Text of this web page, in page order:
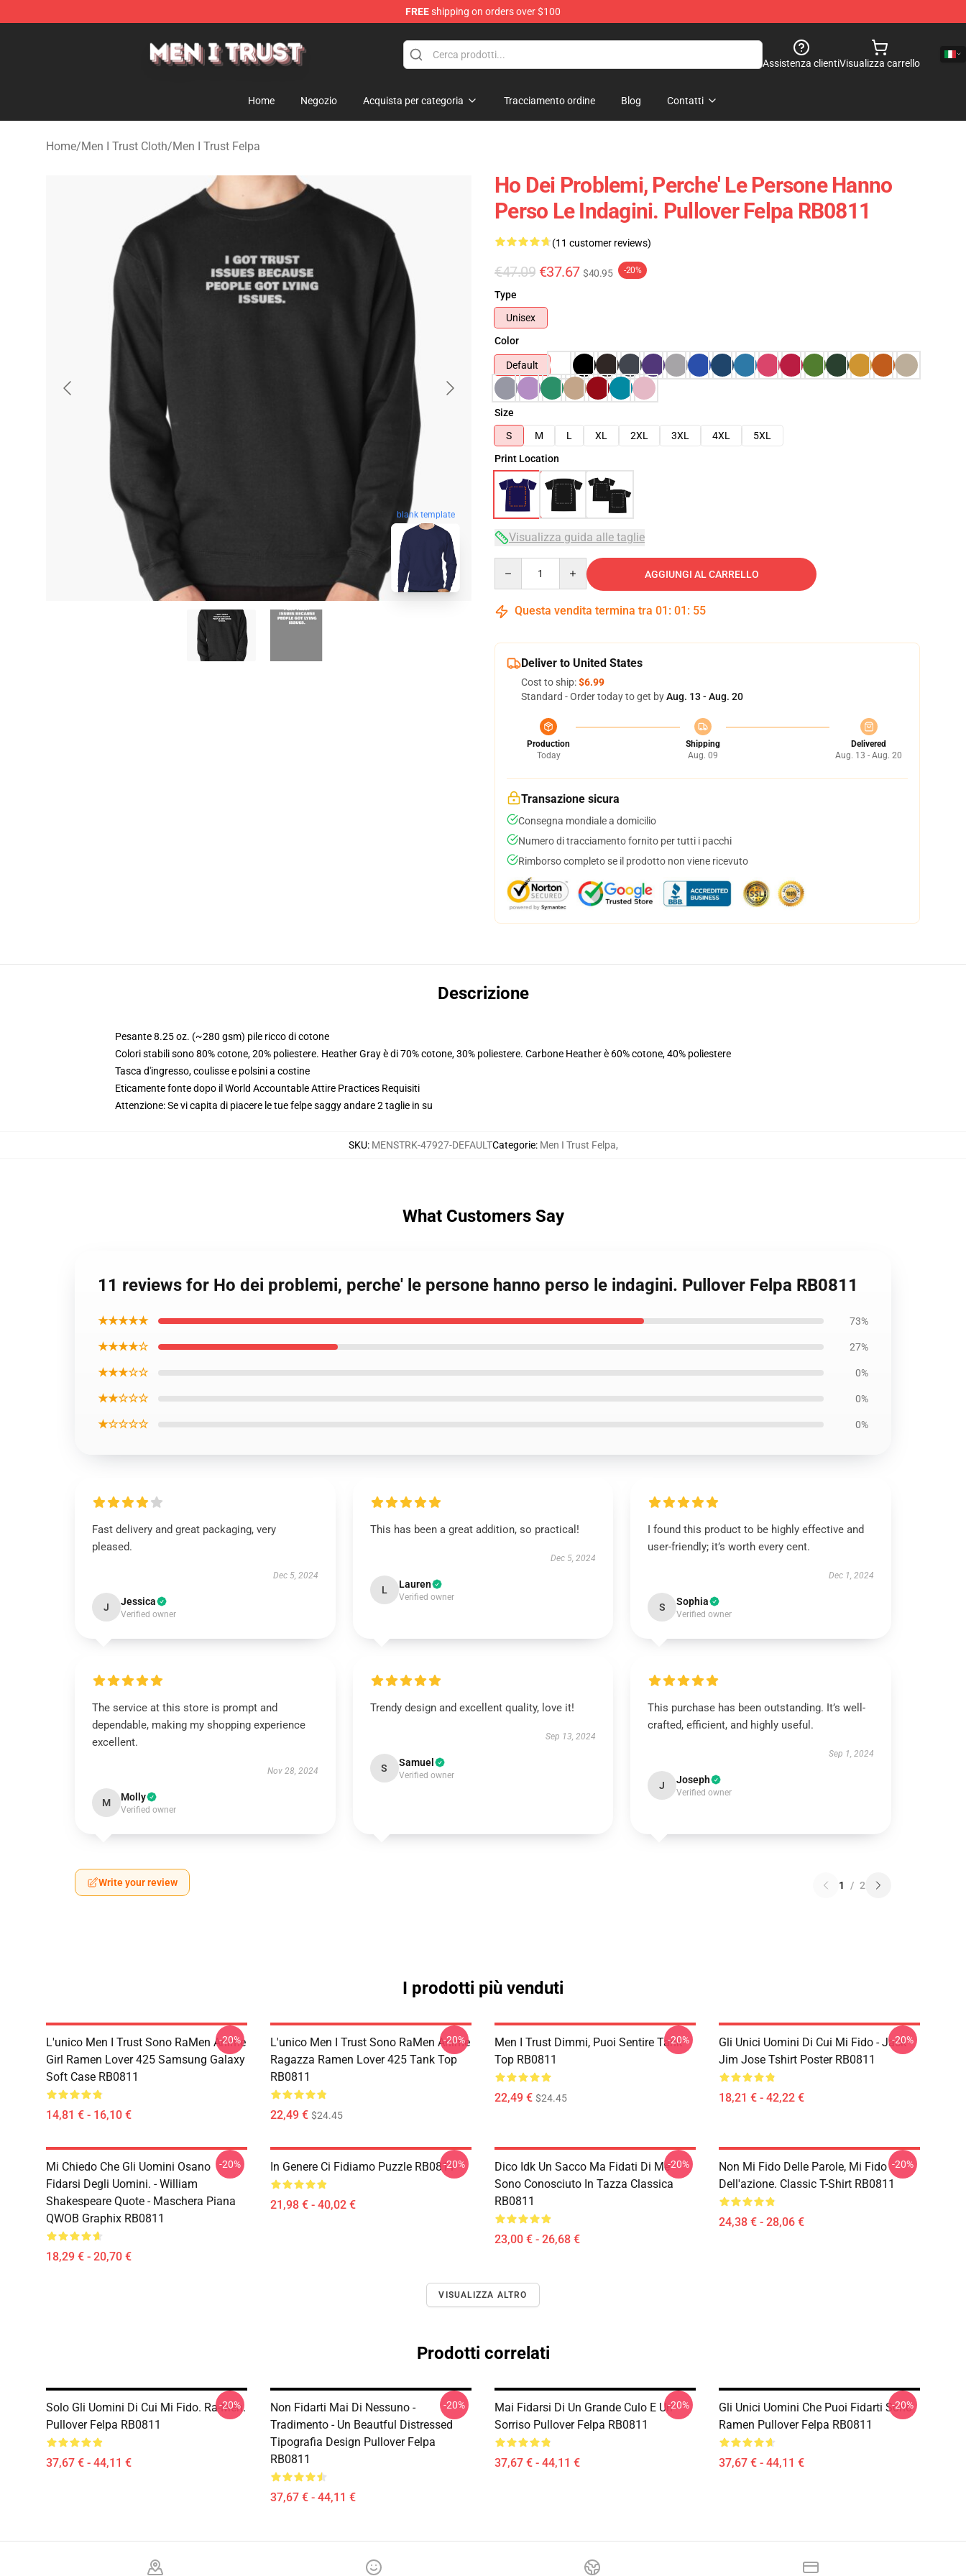
FREEshipping on orders over $100
Assistenza clientiVisualizza carrello
Home Negozio Acquista per categoria Tracciamento ordine Blog Contatti
Home/Men I Trust Cloth/Men I Trust Felpa
blank template
Ho Dei Problemi, Perche' Le Persone Hanno
Perso Le Indagini. Pullover Felpa RB0811
(11 customer reviews)
€47.09 €37.67 $40.95 -20%
Type
Unisex
Color
Default
Size
S
M L XL 2XL 3XL 4XL
5XL
Print Location
Visualizza guida alle taglie
AGGIUNGI AL CARRELLO
Questa vendita termina tra 01 : 01 : 54
Deliver to United States
Cost to ship:$6.99
Standard - Order today to get byAug. 13 - Aug. 20
Production
Today
Shipping
Aug. 09
Delivered
Aug. 13 - Aug. 20
Transazione sicura
Consegna mondiale a domicilio
Numero di tracciamento fornito per tutti i pacchi
Rimborso completo se il prodotto non viene ricevuto
Descrizione
Pesante 8.25 oz. (~280 gsm) pile ricco di cotone
Colori stabili sono 80% cotone, 20% poliestere. Heather Gray è di 70% cotone, 30% poliestere. Carbone Heather è 60% cotone, 40% poliestere
Tasca d'ingresso, coulisse e polsini a costine
Eticamente fonte dopo il World Accountable Attire Practices Requisiti
Attenzione: Se vi capita di piacere le tue felpe saggy andare 2 taglie in su
SKU: MENSTRK-47927-DEFAULTCategorie: Men I Trust Felpa,
What Customers Say
11 reviews for Ho dei problemi, perche' le persone hanno perso le indagini. Pullover Felpa RB0811
★★★★★ 73%
★★★★☆ 27%
★★★☆☆ 0%
★★☆☆☆ 0%
★☆☆☆☆ 0%
Fast delivery and great packaging, very
pleased.
Dec 5, 2024
J Jessica
Verified owner
This has been a great addition, so practical!
Dec 5, 2024
L Lauren
Verified owner
I found this product to be highly effective and
user-friendly; it’s worth every cent.
Dec 1, 2024
S Sophia
Verified owner
The service at this store is prompt and
dependable, making my shopping experience
excellent.
Nov 28, 2024
M Molly
Verified owner
Trendy design and excellent quality, love it!
Sep 13, 2024
S Samuel
Verified owner
This purchase has been outstanding. It’s well-
crafted, efficient, and highly useful.
Sep 1, 2024
J Joseph
Verified owner
Write your review 1 / 2
I prodotti più venduti
L'unico Men I Trust Sono RaMen Anime
Girl Ramen Lover 425 Samsung Galaxy
Soft Case RB0811
14,81 € - 16,10 €
-20%
L'unico Men I Trust Sono RaMen Anime
Ragazza Ramen Lover 425 Tank Top
RB0811
22,49 € $24.45
-20%
Men I Trust Dimmi, Puoi Sentire Tank
Top RB0811
22,49 € $24.45
-20%
Gli Unici Uomini Di Cui Mi Fido - Jack
Jim Jose Tshirt Poster RB0811
18,21 € - 42,22 €
-20%
Mi Chiedo Che Gli Uomini Osano
Fidarsi Degli Uomini. - William
Shakespeare Quote - Maschera Piana
QWOB Graphix RB0811
18,29 € - 20,70 €
-20% In Genere Ci Fidiamo Puzzle RB0811
21,98 € - 40,02 €
-20%
Dico Idk Un Sacco Ma Fidati Di Me
Sono Conosciuto In Tazza Classica
RB0811
23,00 € - 26,68 €
-20%
Non Mi Fido Delle Parole, Mi Fido
Dell'azione. Classic T-Shirt RB0811
24,38 € - 28,06 €
-20%
VISUALIZZA ALTRO
Prodotti correlati
Solo Gli Uomini Di Cui Mi Fido. Ra-Men.
Pullover Felpa RB0811
37,67 € - 44,11 €
-20%
Non Fidarti Mai Di Nessuno -
Tradimento - Un Beautful Distressed
Tipografia Design Pullover Felpa
RB0811
37,67 € - 44,11 €
-20%
Mai Fidarsi Di Un Grande Culo E Un
Sorriso Pullover Felpa RB0811
37,67 € - 44,11 €
-20%
Gli Unici Uomini Che Puoi Fidarti Sono
Ramen Pullover Felpa RB0811
37,67 € - 44,11 €
-20%